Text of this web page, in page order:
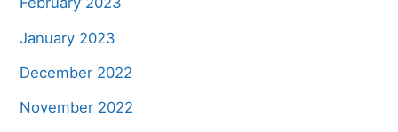
January 2023
December 2022
November 2022